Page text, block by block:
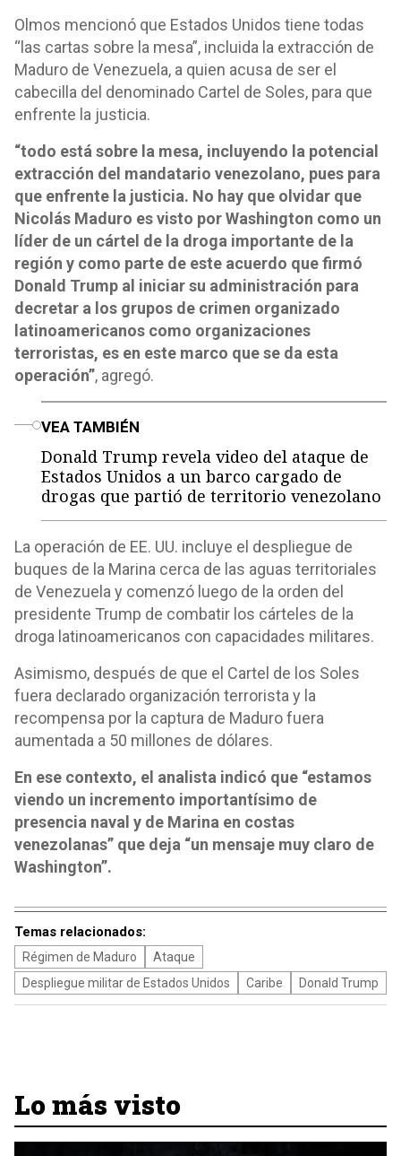
Olmos mencionó que Estados Unidos tiene todas
“las cartas sobre la mesa”, incluida la extracción de
Maduro de Venezuela, a quien acusa de ser el
cabecilla del denominado Cartel de Soles, para que
enfrente la justicia.
“todo está sobre la mesa, incluyendo la potencial
extracción del mandatario venezolano, pues para
que enfrente la justicia. No hay que olvidar que
Nicolás Maduro es visto por Washington como un
líder de un cártel de la droga importante de la
región y como parte de este acuerdo que firmó
Donald Trump al iniciar su administración para
decretar a los grupos de crimen organizado
latinoamericanos como organizaciones
terroristas, es en este marco que se da esta
operación”, agregó.
VEA TAMBIÉN
Donald Trump revela video del ataque de
Estados Unidos a un barco cargado de
drogas que partió de territorio venezolano
La operación de EE. UU. incluye el despliegue de
buques de la Marina cerca de las aguas territoriales
de Venezuela y comenzó luego de la orden del
presidente Trump de combatir los cárteles de la
droga latinoamericanos con capacidades militares.
Asimismo, después de que el Cartel de los Soles
fuera declarado organización terrorista y la
recompensa por la captura de Maduro fuera
aumentada a 50 millones de dólares.
En ese contexto, el analista indicó que “estamos
viendo un incremento importantísimo de
presencia naval y de Marina en costas
venezolanas” que deja “un mensaje muy claro de
Washington”.
Temas relacionados:
Régimen de Maduro
Ataque
Despliegue militar de Estados Unidos
Caribe Donald Trump
Lo más visto